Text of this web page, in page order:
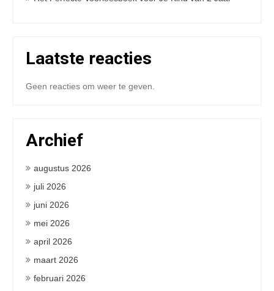
Laatste reacties
Geen reacties om weer te geven.
Archief
augustus 2026
juli 2026
juni 2026
mei 2026
april 2026
maart 2026
februari 2026